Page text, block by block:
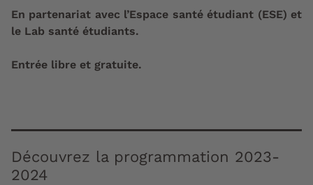
En partenariat avec l’Espace santé étudiant (ESE) et
le Lab santé étudiants.
Entrée libre et gratuite.
Découvrez la programmation 2023-
2024